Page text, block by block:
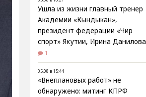
Ушла из жизни главный тренер
Академии «Кындыкан»,
президент федерации «Чир
спорт» Якутии, Ирина Данилова
1
05.08 в 15:44
«Внеплановых работ» не
обнаружено: митинг КПРФ